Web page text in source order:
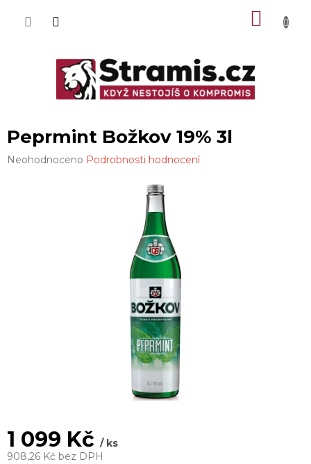
Peprmint Božkov 19% 3l
Průměrné
Neohodnoceno Podrobnosti hodnocení
1 099 Kč/ ks
908,26 Kč bez DPH